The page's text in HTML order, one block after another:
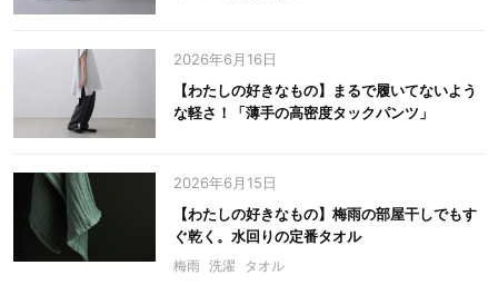
2026年6月16日
【わたしの好きなもの】まるで履いてないよう
な軽さ！「薄手の高密度タックパンツ」
2026年6月15日
【わたしの好きなもの】梅雨の部屋干しでもす
ぐ乾く。水回りの定番タオル
梅雨 洗濯 タオル